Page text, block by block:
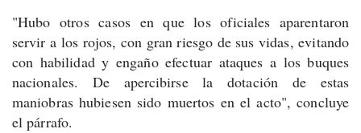
"Hubo otros casos en que los oficiales aparentaron
servir a los rojos, con gran riesgo de sus vidas, evitando
con habilidad y engaño efectuar ataques a los buques
nacionales. De apercibirse la dotación de estas
maniobras hubiesen sido muertos en el acto", concluye
el párrafo.